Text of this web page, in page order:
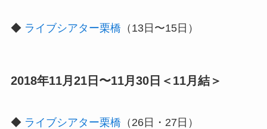
◆ ライブシアター栗橋 （13日〜15日）
2018年11月21日〜11月30日＜11月結＞
◆ ライブシアター栗橋 （26日・27日）